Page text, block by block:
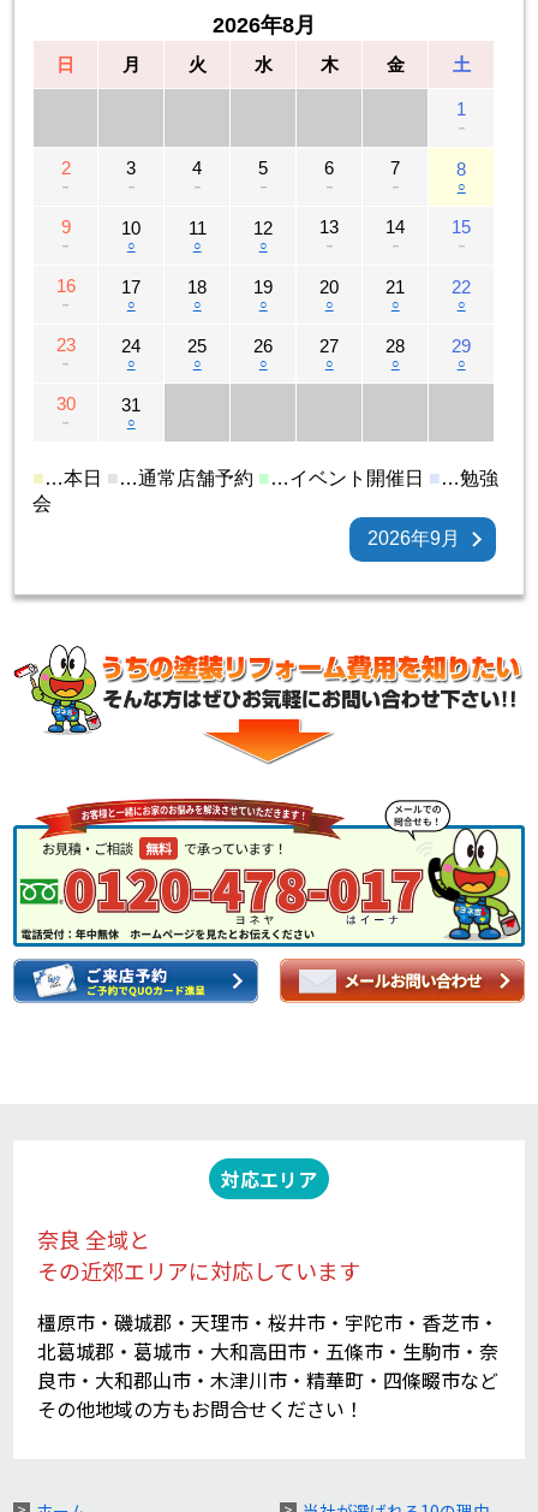
2026年8月
日 月 火 水 木 金 土
1
－
2
－
3
－
4
－
5
－
6
－
7
－
8
○
9
－
10
○
11
○
12
○
13
－
14
－
15
－
16
－
17
○
18
○
19
○
20
○
21
○
22
○
23
－
24
○
25
○
26
○
27
○
28
○
29
○
30
－
31
○
■…本日 ■ …通常店舗予約 ■…イベント開催日 ■…勉強
会
2026年9月
対応エリア
奈良 全域と
その近郊エリアに対応しています
橿原市・磯城郡・天理市・桜井市・宇陀市・香芝市・
北葛城郡・葛城市・大和高田市・五條市・生駒市・奈
良市・大和郡山市・木津川市・精華町・四條畷市など
その他地域の方もお問合せください！